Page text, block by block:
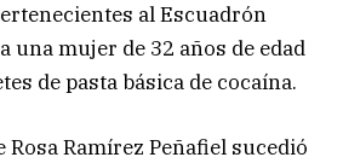
al Escuadrón
una mujer de 32 años de edad
de pasta básica de cocaína.
Ramírez Peñafiel sucedió